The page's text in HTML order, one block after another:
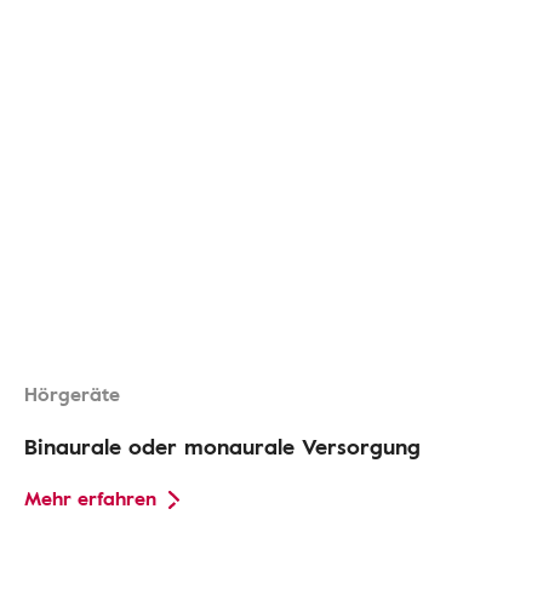
Hörgeräte
Binaurale oder monaurale Versorgung
Mehr erfahren